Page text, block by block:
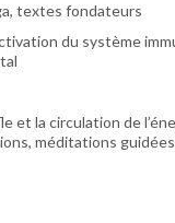
textes fondateurs
du système
et la circulation de
méditations